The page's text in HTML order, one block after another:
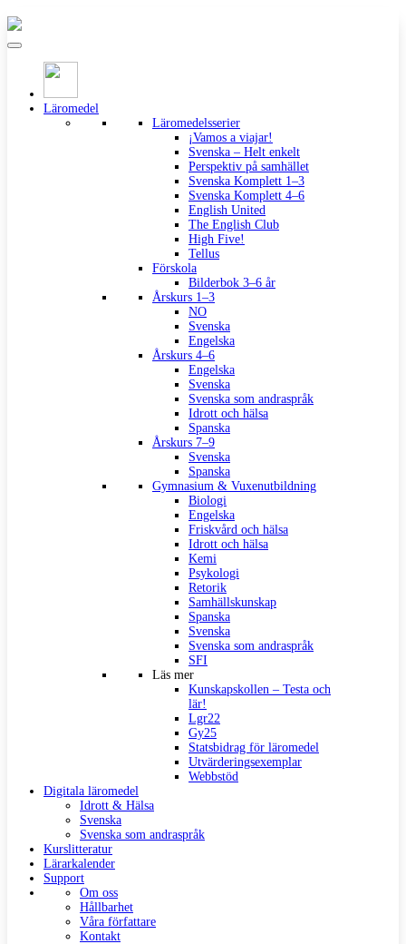
Läromedel
Läromedelsserier
¡Vamos a viajar!
Svenska – Helt enkelt
Perspektiv på samhället
Svenska Komplett 1–3
Svenska Komplett 4–6
English United
The English Club
High Five!
Tellus
Förskola
Bilderbok 3–6 år
Årskurs 1–3
NO
Svenska
Engelska
Årskurs 4–6
Engelska
Svenska
Svenska som andraspråk
Idrott och hälsa
Spanska
Årskurs 7–9
Svenska
Spanska
Gymnasium & Vuxenutbildning
Biologi
Engelska
Friskvård och hälsa
Idrott och hälsa
Kemi
Psykologi
Retorik
Samhällskunskap
Spanska
Svenska
Svenska som andraspråk
SFI
Läs mer
Kunskapskollen – Testa och
lär!
Lgr22
Gy25
Statsbidrag för läromedel
Utvärderingsexemplar
Webbstöd
Digitala läromedel
Idrott & Hälsa
Svenska
Svenska som andraspråk
Kurslitteratur
Lärarkalender
Support
Om oss
Hållbarhet
Våra författare
Kontakt